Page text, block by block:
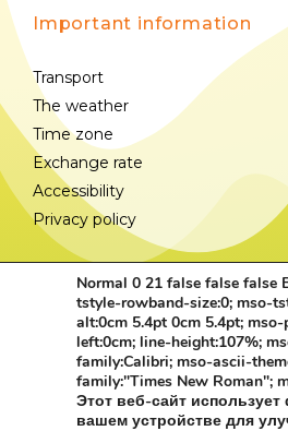
Important information
Transport
The weather
Time zone
Exchange rate
Accessibility
Privacy policy
Normal 0 21 false false false
tstyle-rowband-size:0; mso-
alt:0cm 5.4pt 0cm 5.4pt;
left:0cm; line-height:107%;
family:Calibri; mso-ascii-
family:"Times New Roman";
Этот веб-сайт
вашем устройстве для